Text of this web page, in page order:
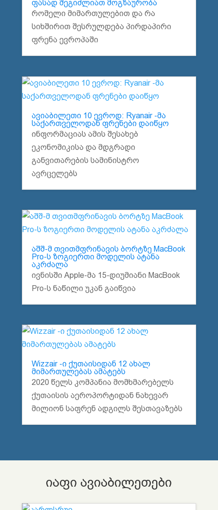
ფასად შეგიძლიათ მოგზაურობა
რომელი მიმართულებით და რა
სიხშირით შესრულდება პირდაპირი
ფრენა ევროპაში
ავიაბილეთი 10 ევროდ: Ryanair -მა
საქართველოდან ფრენები დაიწყო
ინფორმაციას ამის შესახებ
ეკონომიკისა და მდგრადი
განვითარების სამინისტრო
ავრცელებს
აშშ-მ თვითმფრინავის ბორტზე MacBook
Pro-ს ზოგიერთი მოდელის ატანა
აკრძალა
ივნისში Apple-მა 15-დიუმიანი MacBook
Pro-ს ნაწილი უკან გაიწვია
Wizzair -ი ქუთაისიდან 12 ახალ
მიმართულებას ამატებს
2020 წელს კომპანია მომხმარებელს
ქუთაისის აეროპორტიდან ნახევარ
მილიონ საფრენ ადგილს შესთავაზებს
იაფი ავიაბილეთები